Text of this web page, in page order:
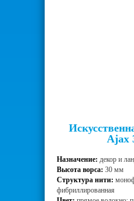
Ajax
Назначение: декор и
Высота ворса: 30 мм
Структура нити:
фибриллированная